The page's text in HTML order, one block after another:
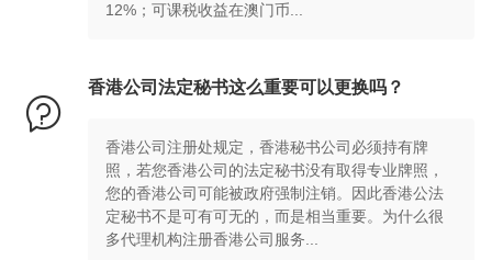
12%；可课税收益在澳门币...

香港公司法定秘书这么重要可以更换吗？
香港公司注册处规定，香港秘书公司必须持有牌
照，若您香港公司的法定秘书没有取得专业牌照，
您的香港公司可能被政府强制注销。因此香港公法
定秘书不是可有可无的，而是相当重要。为什么很
多代理机构注册香港公司服务...